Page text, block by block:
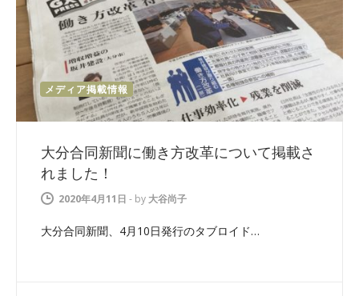
メディア掲載情報
大分合同新聞に働き方改革について掲載さ
れました！
2020年4月11日 - by 大谷尚子
大分合同新聞、4月10日発行のタブロイド…